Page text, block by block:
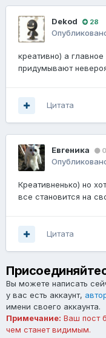
Dekod 28
креативно) а
придумывают
Цитата
Евгеника 0
Креативненько) но
все становится на
Цитата
Вы можете написать
у вас есть аккаунт,
имени своего аккаунта.
Примечание: Ваш пост
чем станет видимым.